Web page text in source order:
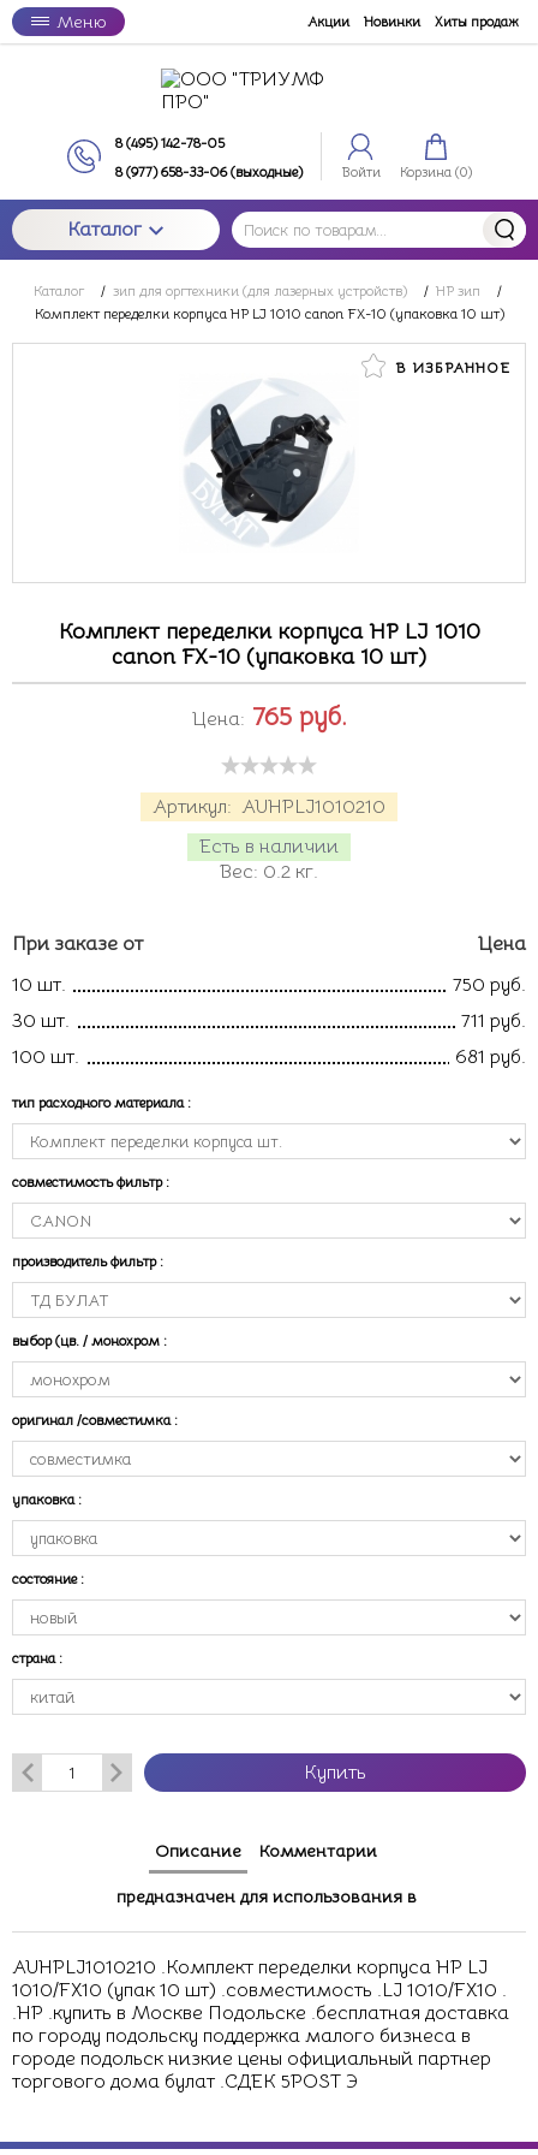
Меню Акции Новинки Хиты продаж
8 (495) 142-78-05
8 (977) 658-33-06 (выходные)
Войти Корзина (0)
Каталог
Каталог / зип для оргтехники (для лазерных устройств) / HP зип
/
Комплект переделки корпуса HP LJ 1010 canon FX-10 (упаковка 10 шт)
В ИЗБРАННОЕ
Комплект переделки корпуса HP LJ 1010
canon FX-10 (упаковка 10 шт)
Артикул: AUHPLJ1010210
Есть в наличии
Вес: 0.2 кг.
Цена: 765 руб.
При заказе от
Цена
10 шт.
750 руб.
30 шт.
711 руб.
100 шт.
681 руб.
тип расходного материала :
совместимость фильтр :
производитель фильтр :
выбор (цв. / монохром :
оригинал /совместимка :
упаковка :
состояние :
страна :
Купить
Описание Комментарии
предназначен для использования в
AUHPLJ1010210 .Комплект переделки корпуса HP LJ
1010/FX10 (упак 10 шт) .совместимость .LJ 1010/FX10 .
.HP .купить в Москве Подольске .бесплатная доставка
по городу подольску поддержка малого бизнеса в
городе подольск низкие цены официальный партнер
торгового дома булат .СДЕК 5POST Э